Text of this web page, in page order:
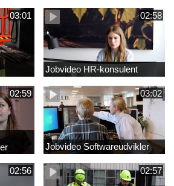
03:01 02:58
Jobvideo HR-konsulent
02:59 03:02
Jobvideo Softwareudvikler
02:56 02:57